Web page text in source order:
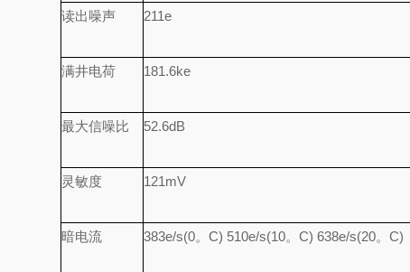
读出噪声 211e
满井电荷 181.6ke
最大信噪比 52.6dB
灵敏度 121mV
暗电流 383e/s(0。C) 510e/s(10。C) 638e/s(20。C)